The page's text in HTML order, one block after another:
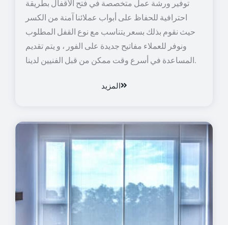
توفير ورشة عمل متخصصة في فتح الأقفال بطريقة
احترافية للحفاظ على أبواب عملائنا آمنة من الكسر
حيث نقوم بذلك بسعر يتناسب مع نوع القفل المطلوب
ونوفر للعملاء مفاتيح جديدة على الفور ، و يتم تقديم
المساعدة في أسرع وقت ممكن من قبل الفنيين لدينا.
المزيد